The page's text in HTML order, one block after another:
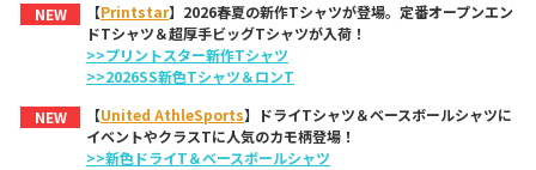
NEW
【Printstar】2026春夏の新作Tシャツが登場。定番オープンエン
ドTシャツ＆超厚手ビッグTシャツが入荷！
>>プリントスター新作Tシャツ
>>2026SS新色Tシャツ＆ロンT
NEW
【United AthleSports】ドライTシャツ＆ベースボールシャツに
イベントやクラスTに人気のカモ柄登場！
>>新色ドライT＆ベースボールシャツ